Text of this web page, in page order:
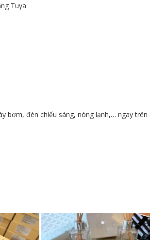
Tuya
bơm, đèn chiếu sáng, nóng lạnh,… ngay